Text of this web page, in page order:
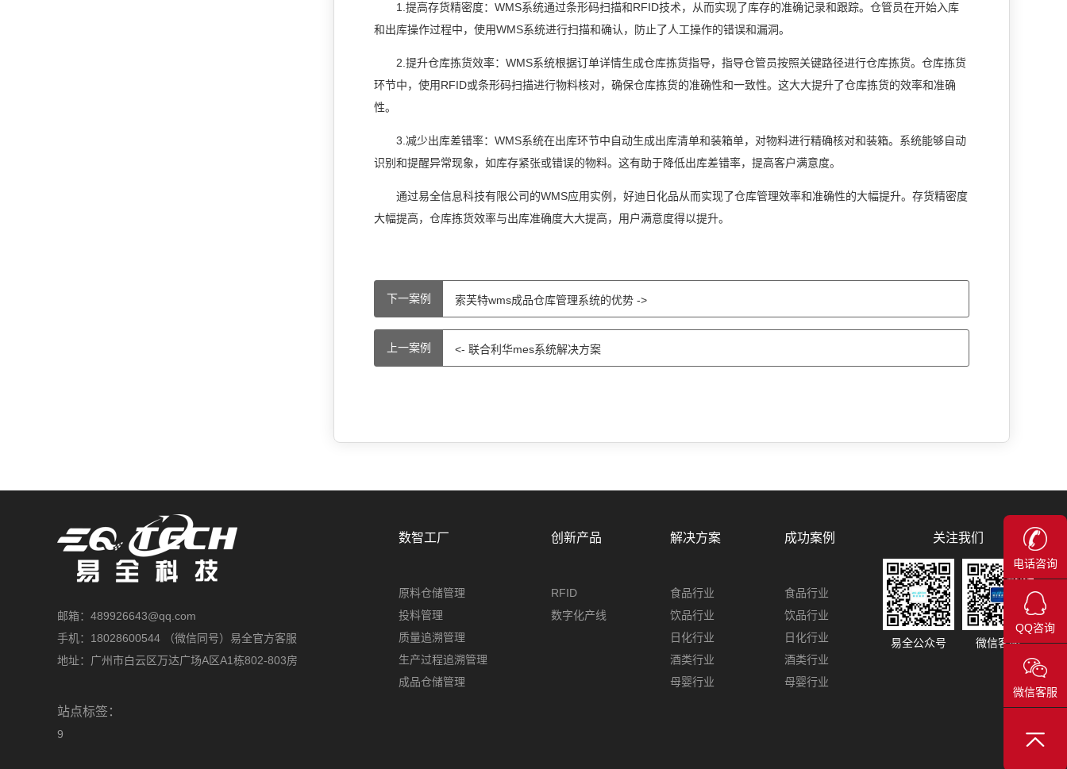
1.提高存货精密度：WMS系统通过条形码扫描和RFID技术，从而实现了库存的准确记录和跟踪。仓管员在开始入库
和出库操作过程中，使用WMS系统进行扫描和确认，防止了人工操作的错误和漏洞。
2.提升仓库拣货效率：WMS系统根据订单详情生成仓库拣货指导，指导仓管员按照关键路径进行仓库拣货。仓库拣货
环节中，使用RFID或条形码扫描进行物料核对，确保仓库拣货的准确性和一致性。这大大提升了仓库拣货的效率和准确
性。
3.减少出库差错率：WMS系统在出库环节中自动生成出库清单和装箱单，对物料进行精确核对和装箱。系统能够自动
识别和提醒异常现象，如库存紧张或错误的物料。这有助于降低出库差错率，提高客户满意度。
通过易全信息科技有限公司的WMS应用实例，好迪日化品从而实现了仓库管理效率和准确性的大幅提升。存货精密度
大幅提高，仓库拣货效率与出库准确度大大提高，用户满意度得以提升。
下一案例 索芙特wms成品仓库管理系统的优势 ->
上一案例 <- 联合利华mes系统解决方案
邮箱：489926643@qq.com
手机：18028600544 （微信同号）易全官方客服
地址：广州市白云区万达广场A区A1栋802-803房
数智工厂
原料仓储管理
投料管理
质量追溯管理
生产过程追溯管理
成品仓储管理
创新产品
RFID
数字化产线
解决方案
食品行业
饮品行业
日化行业
酒类行业
母婴行业
成功案例
食品行业
饮品行业
日化行业
酒类行业
母婴行业
站点标签：
9
关注我们
易全公众号 微信客服
电话咨询
QQ咨询
微信客服